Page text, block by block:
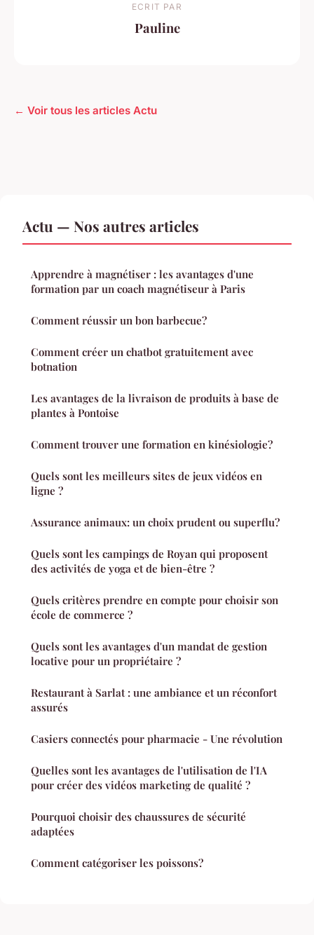
ECRIT PAR
Pauline
← Voir tous les articles Actu
Actu — Nos autres articles
Apprendre à magnétiser : les avantages d'une
formation par un coach magnétiseur à Paris
Comment réussir un bon barbecue?
Comment créer un chatbot gratuitement avec
botnation
Les avantages de la livraison de produits à base de
plantes à Pontoise
Comment trouver une formation en kinésiologie?
Quels sont les meilleurs sites de jeux vidéos en
ligne ?
Assurance animaux: un choix prudent ou superflu?
Quels sont les campings de Royan qui proposent
des activités de yoga et de bien-être ?
Quels critères prendre en compte pour choisir son
école de commerce ?
Quels sont les avantages d'un mandat de gestion
locative pour un propriétaire ?
Restaurant à Sarlat : une ambiance et un réconfort
assurés
Casiers connectés pour pharmacie - Une révolution
Quelles sont les avantages de l'utilisation de l'IA
pour créer des vidéos marketing de qualité ?
Pourquoi choisir des chaussures de sécurité
adaptées
Comment catégoriser les poissons?